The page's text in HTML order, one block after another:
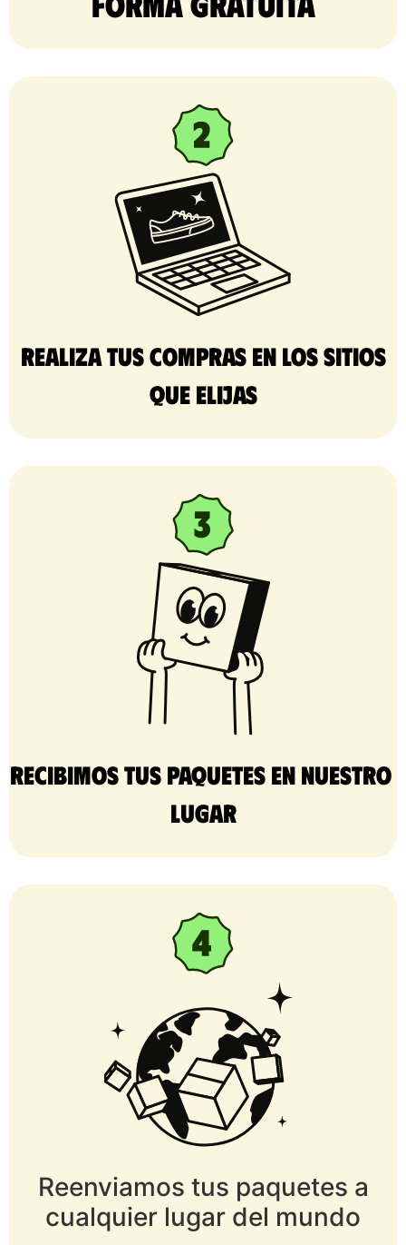
Realiza tus compras en los sitios
que elijas
Recibimos tus paquetes en nuestro
lugar
Reenviamos tus paquetes a
cualquier lugar del mundo